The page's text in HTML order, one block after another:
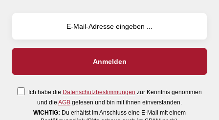
Ich habe die Datenschutzbestimmungen zur Kenntnis genommen
und die AGB gelesen und bin mit ihnen einverstanden.
WICHTIG: Du erhältst im Anschluss eine E-Mail mit einem